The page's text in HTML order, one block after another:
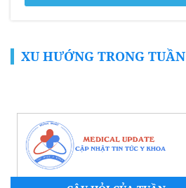
XU HƯỚNG TRONG TUẦN